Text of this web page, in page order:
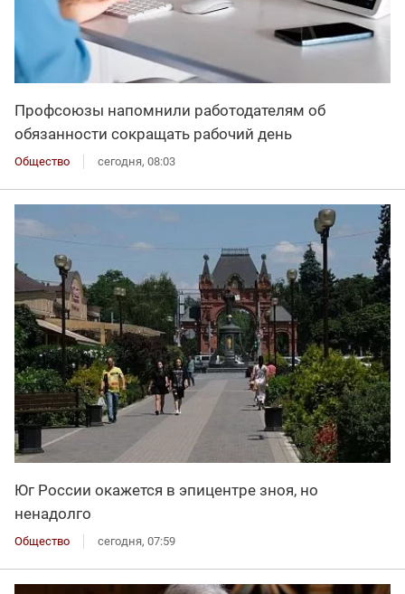
Профсоюзы напомнили работодателям об
обязанности сокращать рабочий день
Общество сегодня, 08:03
Юг России окажется в эпицентре зноя, но
ненадолго
Общество сегодня, 07:59